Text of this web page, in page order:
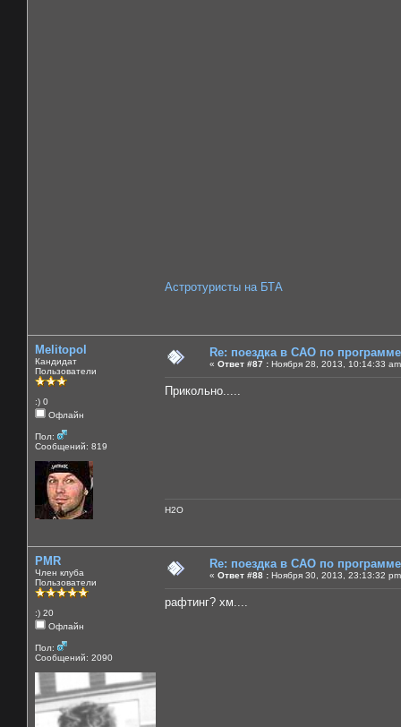
Астротуристы на БТА
Melitopol
Кандидат
Пользователи
:) 0
Офлайн
Пол:
Сообщений: 819
Re: поездка в САО по
« Ответ #87 : Ноября 28, 2013, 10:14:33
Прикольно.....
H2O
PMR
Член клуба
Пользователи
:) 20
Офлайн
Пол:
Сообщений: 2090
Re: поездка в САО по
« Ответ #88 : Ноября 30, 2013, 23:13:32
рафтинг? хм....